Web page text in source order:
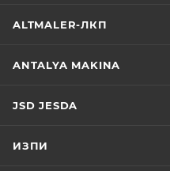
ALTMALER-ЛКП
ANTALYA MAKINA
JSD JESDA
ИЗПИ